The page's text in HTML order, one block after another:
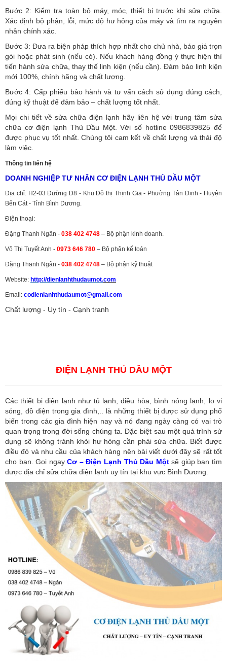
Bước 2: Kiểm tra toàn bộ máy, móc, thiết bị trước khi sửa chữa.
Xác định bộ phận, lỗi, mức độ hư hỏng của máy và tìm ra nguyên
nhân chính xác.
Bước 3: Đưa ra biện pháp thích hợp nhất cho chủ nhà, báo giá trọn
gói hoặc phát sinh (nếu có). Nếu khách hàng đồng ý thực hiện thì
tiến hành sửa chữa, thay thế linh kiện (nếu cần). Đảm bảo linh kiện
mới 100%, chính hãng và chất lượng.
Bước 4: Cấp phiếu bảo hành và tư vấn cách sử dụng đúng cách,
đúng kỹ thuật để đảm bảo – chất lượng tốt nhất.
Mọi chi tiết về sửa chữa điện lạnh hãy liên hệ với trung tâm sửa
chữa cơ điện lạnh Thủ Dầu Một. Với số hotline 0986839825 để
được phục vụ tốt nhất. Chúng tôi cam kết về chất lượng và thái độ
làm việc.
Thông tin liên hệ
DOANH NGHIỆP TƯ NHÂN CƠ ĐIỆN LẠNH THỦ DẦU MỘT
Địa chỉ: H2-03 Đường D8 - Khu Đô thị Thịnh Gia - Phường Tân Định - Huyện
Bến Cát - Tỉnh Bình Dương.
Điện thoại:
Đặng Thanh Ngân - 038 402 4748 – Bộ phận kinh doanh.
Võ Thị Tuyết Anh - 0973 646 780 – Bộ phận kế toán
Đặng Thanh Ngân - 038 402 4748 – Bộ phận kỹ thuật
Website: http://dienlanhthudaumot.com
Email: codienlanhthudaumot@gmail.com
Chất lượng - Uy tín - Cạnh tranh
ĐIỆN LẠNH THỦ DẦU MỘT
Các thiết bị điện lạnh như tủ lạnh, điều hòa, bình nóng lạnh, lo vi
sóng, đồ điện trong gia đình,.. là những thiết bị được sử dụng phổ
biến trong các gia đình hiện nay và nó đang ngày càng có vai trò
quan trọng trong đời sống chúng ta. Đặc biệt sau một quá trình sử
dụng sẽ không tránh khỏi hư hỏng cần phải sửa chữa. Biết được
điều đó và nhu cầu của khách hàng nên bài viết dưới đây sẽ rất tốt
cho bạn. Gọi ngayCơ – Điện Lạnh Thủ Dầu Một sẽ giúp bạn tìm
được địa chỉ sửa chữa điện lạnh uy tín tại khu vực Bình Dương.